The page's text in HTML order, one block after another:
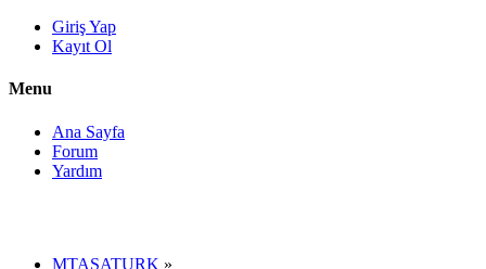
Giriş Yap
Kayıt Ol
Menu
Ana Sayfa
Forum
Yardım
MTASATURK »